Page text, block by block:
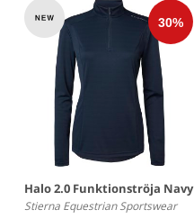
Halo 2.0 Funktionströja Navy
Stierna Equestrian Sportswear